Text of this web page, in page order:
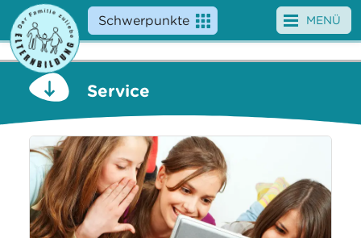
Schwerpunkte
Angebote
Veranstaltungen
News
Service
Bestellservice
Literaturtipps
MENÜ
Service